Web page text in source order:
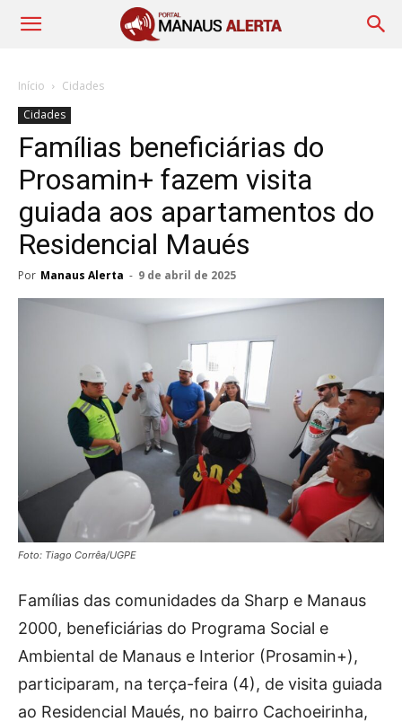
Início
Cidades
Cidades
Famílias beneficiárias do
Prosamin+ fazem visita
guiada aos apartamentos do
Residencial Maués
Por Manaus Alerta - 9 de abril de 2025
Foto: Tiago Corrêa/UGPE
Famílias das comunidades da Sharp e Manaus
2000, beneficiárias do Programa Social e
Ambiental de Manaus e Interior (Prosamin+),
participaram, na terça-feira (4), de visita guiada
ao Residencial Maués, no bairro Cachoeirinha,